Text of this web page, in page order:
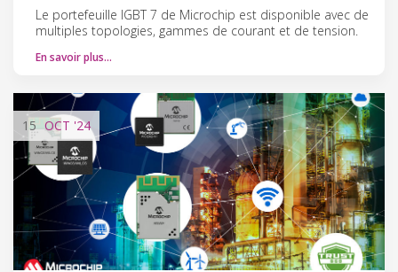
Le portefeuille IGBT 7 de Microchip est disponible avec de
multiples topologies, gammes de courant et de tension.
En savoir plus…
15 OCT '24